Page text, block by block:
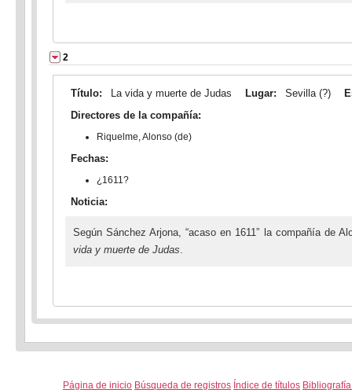
2
Título: La vida y muerte de Judas Lugar: Sevilla (?)
Directores de la compañía:
Riquelme, Alonso (de)
Fechas:
¿1611?
Noticia:
Según Sánchez Arjona, “acaso en 1611” la compañía de
vida y muerte de Judas.
Página de inicio Búsqueda de registros Índice de títulos